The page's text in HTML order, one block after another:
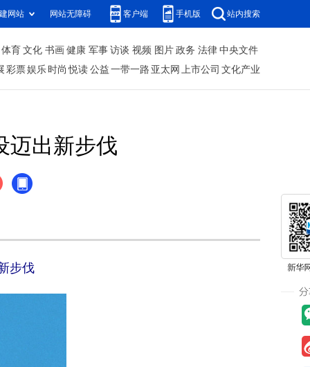
网站 网站无障碍 客户端 手机版 站内搜索
体育 文化 书画 健康 军事 访谈 视频 图片 政务 法律 中央文件
彩票娱乐 时尚 悦读 公益 一带一路 亚太网 上市公司 文化产业
迈出新步伐
步伐